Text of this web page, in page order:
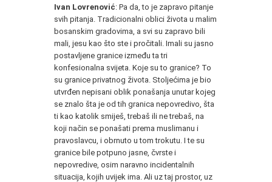
Ivan Lovrenović: Pa da, to je zapravo pitanje
svih pitanja. Tradicionalni oblici života u malim
bosanskim gradovima, a svi su zapravo bili
mali, jesu kao što ste i pročitali. Imali su jasno
postavljene granice između ta tri
konfesionalna svijeta. Koje su to granice? To
su granice privatnog života. Stoljećima je bio
utvrđen nepisani oblik ponašanja unutar kojeg
se znalo šta je od tih granica nepovredivo, šta
ti kao katolik smiješ, trebaš ili ne trebaš, na
koji način se ponašati prema muslimanu i
pravoslavcu, i obrnuto u tom trokutu. I te su
granice bile potpuno jasne, čvrste i
nepovredive, osim naravno incidentalnih
situacija, kojih uvijek ima. Ali uz taj prostor, uz